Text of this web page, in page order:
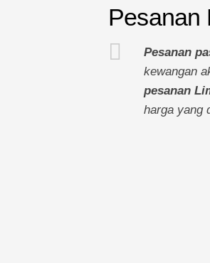
Pesanan
Pesanan
kewangan
pesanan
harga yang